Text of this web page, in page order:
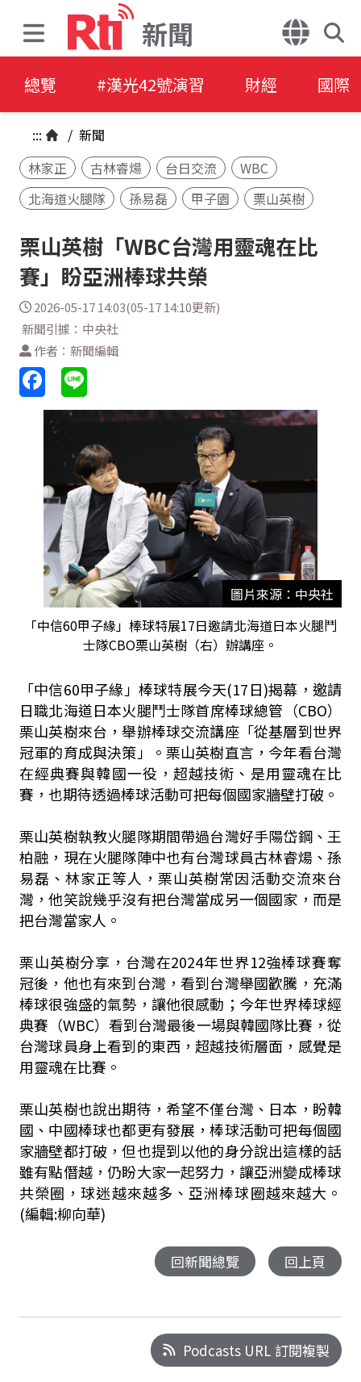
新聞
總覽 #漢光42號演習 財經 國際
::: / 新聞
林家正
古林睿煬 台日交流
WBC
北海道火腿隊
孫易磊 甲子園 栗山英樹
栗山英樹「WBC台灣用靈魂在比
賽」盼亞洲棒球共榮
2026-05-17 14:03(05-17 14:10更新)
新聞引據：中央社
作者：新聞編輯
圖片來源：中央社
「中信60甲子緣」棒球特展17日邀請北海道日本火腿鬥
士隊CBO栗山英樹（右）辦講座。
「中信60甲子緣」棒球特展今天(17日)揭幕，邀請
日職北海道日本火腿鬥士隊首席棒球總管（CBO）
栗山英樹來台，舉辦棒球交流講座「從基層到世界
冠軍的育成與決策」。栗山英樹直言，今年看台灣
在經典賽與韓國一役，超越技術、是用靈魂在比
賽，也期待透過棒球活動可把每個國家牆壁打破。
栗山英樹執教火腿隊期間帶過台灣好手陽岱鋼、王
柏融，現在火腿隊陣中也有台灣球員古林睿煬、孫
易磊、林家正等人，栗山英樹常因活動交流來台
灣，他笑說幾乎沒有把台灣當成另一個國家，而是
把台灣當家人。
栗山英樹分享，台灣在2024年世界12強棒球賽奪
冠後，他也有來到台灣，看到台灣舉國歡騰，充滿
棒球很強盛的氣勢，讓他很感動；今年世界棒球經
典賽（WBC）看到台灣最後一場與韓國隊比賽，從
台灣球員身上看到的東西，超越技術層面，感覺是
用靈魂在比賽。
栗山英樹也說出期待，希望不僅台灣、日本，盼韓
國、中國棒球也都更有發展，棒球活動可把每個國
家牆壁都打破，但也提到以他的身分說出這樣的話
雖有點僭越，仍盼大家一起努力，讓亞洲變成棒球
共榮圈，球迷越來越多、亞洲棒球圈越來越大。
(編輯:柳向華)
回新聞總覽 回上頁
Podcasts URL 訂閱複製